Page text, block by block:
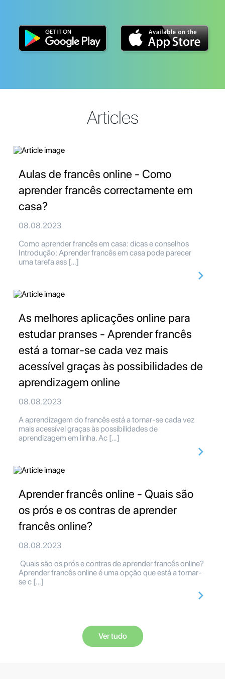
Articles
Aulas de francês online - Como
aprender francês correctamente em
casa?
08.08.2023
Como aprender francês em casa: dicas e conselhos
Introdução: Aprender francês em casa pode parecer
uma tarefa ass […]
As melhores aplicações online para
estudar pranses - Aprender francês
está a tornar-se cada vez mais
acessível graças às possibilidades de
aprendizagem online
08.08.2023
A aprendizagem do francês está a tornar-se cada vez
mais acessível graças às possibilidades de
aprendizagem em linha. Ac […]
Aprender francês online - Quais são
os prós e os contras de aprender
francês online?
08.08.2023
Quais são os prós e contras de aprender francês online?
Aprender francês online é uma opção que está a tornar-
se c […]
Ver tudo